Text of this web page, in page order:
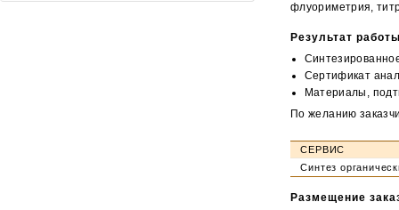
флуориметрия,
Результат
Сертификат
Материалы,
По желанию
СЕРВИС
Синтез
Размещение